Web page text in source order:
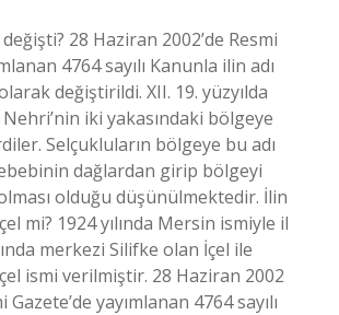
28 Haziran 2002’de Resmi
4764 sayılı Kanunla ilin adı
değiştirildi. XII. 19. yüzyılda
iki yakasındaki bölgeye
Selçukluların bölgeye bu adı
dağlardan girip bölgeyi
olduğu düşünülmektedir. İlin
mi? 1924 yılında Mersin ismiyle il
merkezi Silifke olan İçel ile
ismi verilmiştir. 28 Haziran 2002
yayımlanan 4764 sayılı